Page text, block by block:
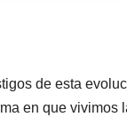
de⁣ esta
en que vivimos